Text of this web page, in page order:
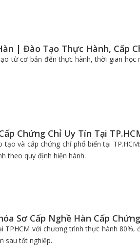
| Đào Tạo Thực Hành, Cấp
từ cơ bản đến thực hành, thời gian
Chứng Chỉ Uy Tín Tại
và cấp chứng chỉ phổ biến tại
theo quy định hiện hành.
Sơ Cấp Nghề Hàn Cấp
TPHCM với chương trình thực hành 80%,
sau tốt nghiệp.